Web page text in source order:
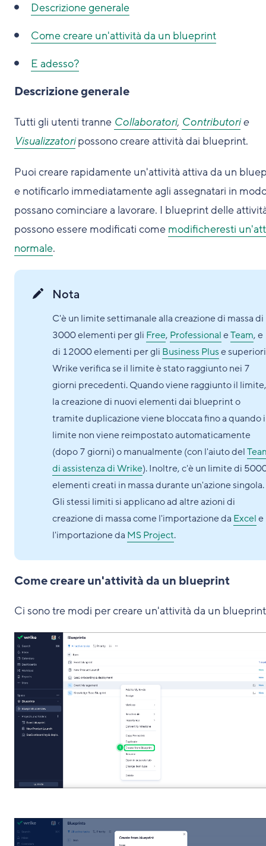
Descrizione generale
Come creare un'attività da un blueprint
E adesso?
Descrizione generale
Tutti gli utenti tranne Collaboratori, Contributorie
Visualizzatoripossono creare attività dai blueprint.
Puoi creare rapidamente un'attività attiva da un
e notificarlo immediatamente agli assegnatari in
possano cominciare a lavorare. I blueprint delle
possono essere modificati come modificheresti
normale.
Nota
C'è un limite settimanale alla creazione di massa di
3000 elementi per gli Free, ProfessionaleTeam, e
di 12000 elementi per gli Business Pluse
Wrike verifica se il limite è stato raggiunto nei 7
giorni precedenti. Quando viene raggiunto il limite,
la creazione di nuovi elementi dai blueprint o
tramite duplicazione viene bloccata fino a quando
limite non viene reimpostato automaticamente
(dopo 7 giorni) o manualmente (con l'aiuto del
di assistenza di Wrike). Inoltre, c'è un limite di
elementi creati in massa durante un'azione singola.
Gli stessi limiti si applicano ad altre azioni di
creazione di massa come l'importazione da Excele
l'importazione da MS Project.
Come creare un'attività da un blueprint
Ci sono tre modi per creare un'attività da un